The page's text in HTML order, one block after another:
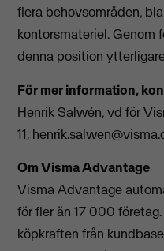
flera behovsområden,
kontorsmateriel. Genom
denna position
För mer information,
Henrik Salwén, vd för
11,
Om Visma Advantage
Visma Advantage
för fler än 17 000
köpkraften från